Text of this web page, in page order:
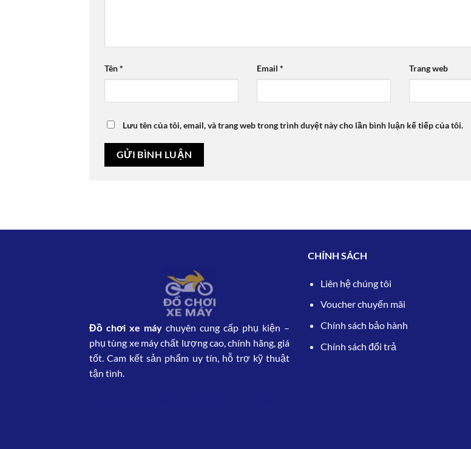
Tên* Email * Trang web
Lưu tên của tôi, email, và trang web trong trình duyệt này cho lần bình luận kế tiếp của tôi.
Đồ chơi xe máy chuyên cung cấp phụ kiện –
phụ tùng xe máy chất lượng cao, chính hãng, giá
tốt. Cam kết sản phẩm uy tín, hỗ trợ kỹ thuật
tận tình.
CHÍNH SÁCH
L iên hệ chúng tôi
Voucher chuyến mãi
Chính sách bảo hành
Chính sách đổi trả